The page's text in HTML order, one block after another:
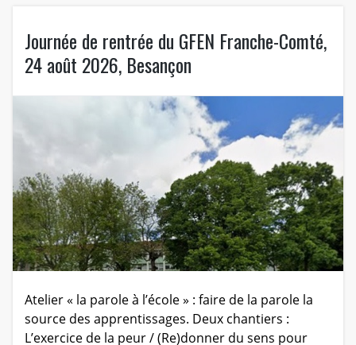
Journée de rentrée du GFEN Franche-Comté,
24 août 2026, Besançon
Atelier « la parole à l’école » : faire de la parole la
source des apprentissages. Deux chantiers :
L’exercice de la peur / (Re)donner du sens pour